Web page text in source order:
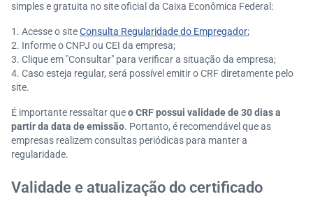
simples e gratuita no site oficial da Caixa Econômica Federal:​
Acesse o siteConsulta Regularidade do Empregador;
Informe o CNPJ ou CEI da empresa;
Clique em "Consultar" para verificar a situação da empresa;
Caso esteja regular, será possível emitir o CRF diretamente pelo
site.​
É importante ressaltar queo CRF possui validade de 30 dias a
partir da data de emissão. Portanto, é recomendável que as
empresas realizem consultas periódicas para manter a
regularidade.​
Validade e atualização do certificado